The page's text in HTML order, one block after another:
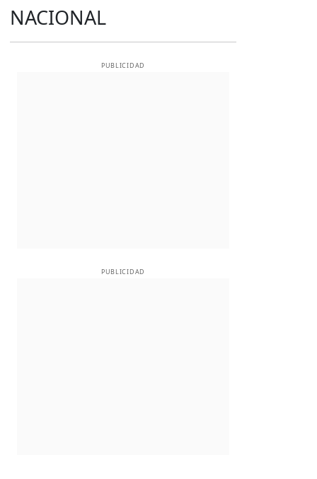
NACIONAL
PUBLICIDAD
PUBLICIDAD